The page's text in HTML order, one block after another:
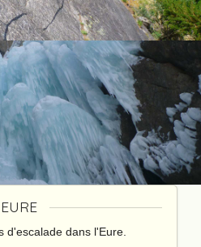
EURE
d'escalade dans l'Eure.